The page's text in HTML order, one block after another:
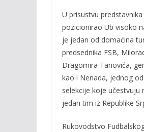
U prisustvu
pozicionirao Ub visoko
je jedan od domaćina
predsednika FSB,
Dragomira Tanovića,
kao i Nenada, jednog
selekcije koje učestvuju
jedan tim iz Republike
Rukovodstvo